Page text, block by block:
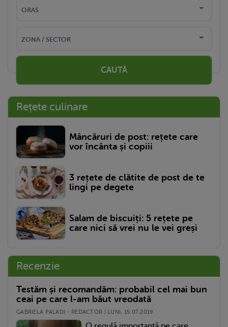
CAUTĂ
Rețete culinare
Mâncăruri de post: rețete care
vor încânta și copiii
3 rețete de clătite de post de te
lingi pe degete
Salam de biscuiți: 5 rețete pe
care nici să vrei nu le vei greși
Recenzie
Testăm și recomandăm: probabil cel mai bun
ceai pe care l-am băut vreodată
GABRIELA PALADI - REDACTOR | LUNI, 15.07.2019